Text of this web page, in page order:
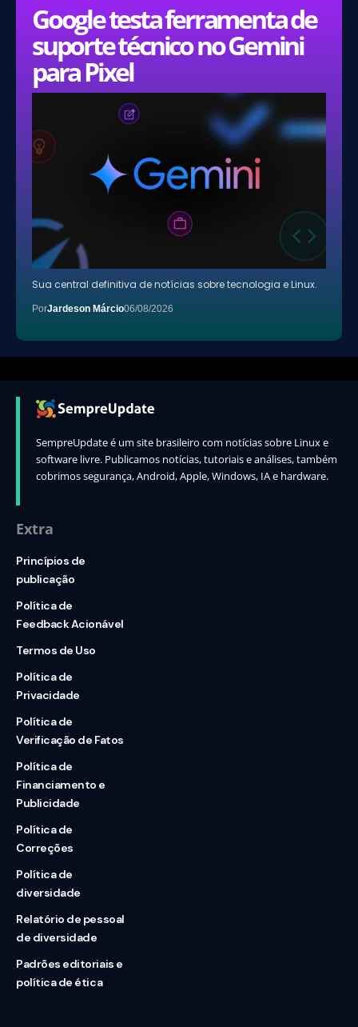
Google testa ferramenta de
suporte técnico no Gemini
para Pixel
Sua central definitiva de notícias sobre tecnologia e Linux.
PorJardeson Márcio06/08/2026
SempreUpdate é um site brasileiro com notícias sobre Linux e
software livre. Publicamos notícias, tutoriais e análises, também
cobrimos segurança, Android, Apple, Windows, IA e hardware.
Extra
Princípios de
publicação
Política de
Feedback Acionável
Termos de Uso
Política de
Privacidade
Política de
Verificação de Fatos
Política de
Financiamento e
Publicidade
Política de
Correções
Política de
diversidade
Relatório de pessoal
de diversidade
Padrões editoriais e
política de ética